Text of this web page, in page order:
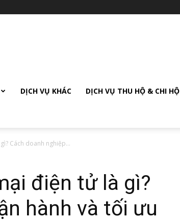
DỊCH VỤ KHÁC DỊCH VỤ THU HỘ & CHI HỘ
Cách doanh nghiệp...
điện tử là gì?
hành và tối ưu